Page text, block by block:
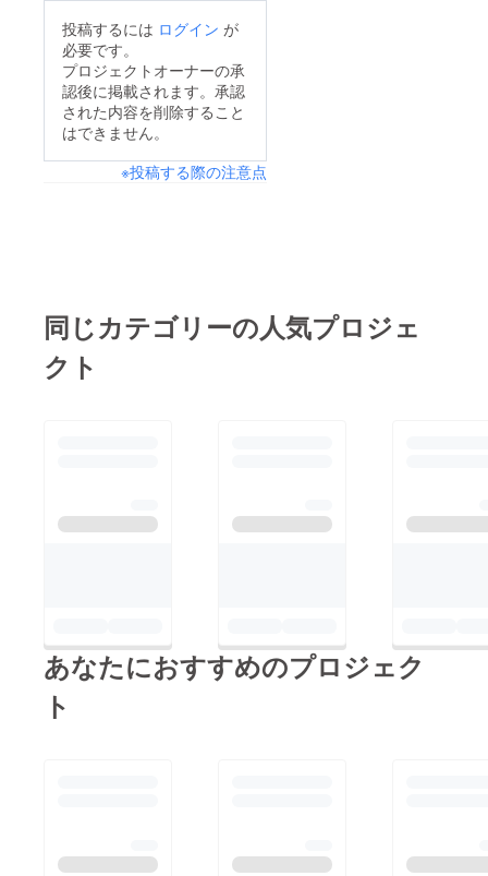
欲しい願いからです。
印刷等の手間はかかり
ますが、そのぶんお安
くなっています。印刷
ましたら是非ご検討く
投稿するには ログイン が
必要です。
プロジェクトオーナーの承
認後に掲載されます。承認
された内容を削除すること
はできません。
※投稿する際の注意点
同じカテゴリーの人気プロジェ
クト
あなたにおすすめのプロジェク
ト